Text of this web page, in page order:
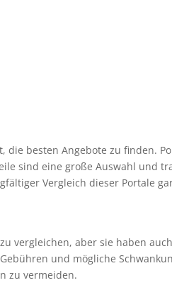
besten Angebote zu finden.
sind eine große Auswahl und
Vergleich dieser Portale
vergleichen, aber sie haben
und mögliche
zu vermeiden.